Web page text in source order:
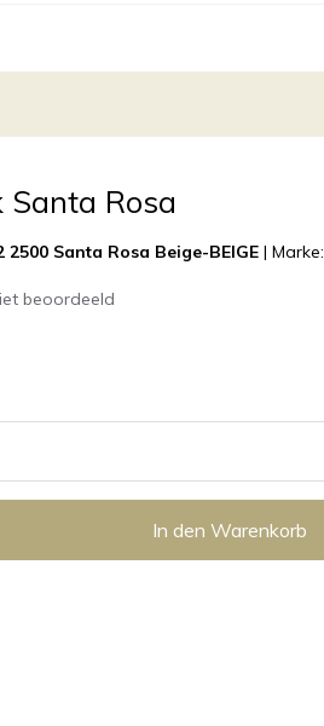
Santa Rosa
2500 Santa Rosa Beige-BEIGE |Marke:
beoordeeld
In den Warenkorb